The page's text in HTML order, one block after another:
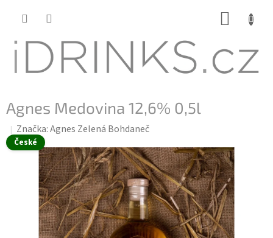
Agnes Medovina 12,6% 0,5l
České
Značka:Agnes Zelená Bohdaneč